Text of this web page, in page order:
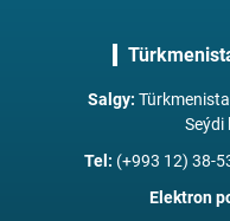
Salgy:
Seýdi
Tel : (+993 12) 38-
Elektron